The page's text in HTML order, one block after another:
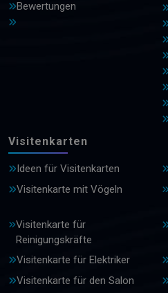
Bewertungen
Visitenkarten
Ideen für Visitenkarten
Visitenkarte mit Vögeln
Visitenkarte für
Reinigungskräfte
Visitenkarte für Elektriker
Visitenkarte für den Salon